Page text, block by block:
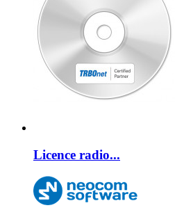
Licence radio...